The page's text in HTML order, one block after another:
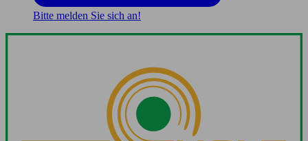
Bitte melden Sie sich an!